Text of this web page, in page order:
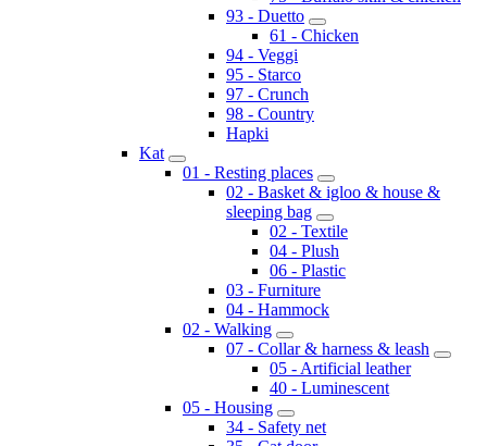
93 - Duetto
61 - Chicken
94 - Veggi
95 - Starco
97 - Crunch
98 - Country
Hapki
Kat
01 - Resting places
02 - Basket & igloo & house &
sleeping bag
02 - Textile
04 - Plush
06 - Plastic
03 - Furniture
04 - Hammock
02 - Walking
07 - Collar & harness & leash
05 - Artificial leather
40 - Luminescent
05 - Housing
34 - Safety net